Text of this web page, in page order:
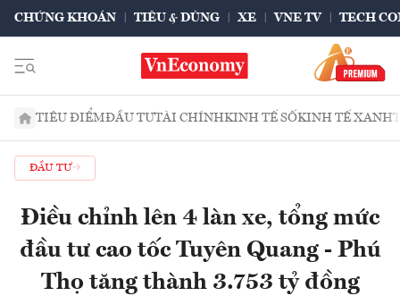
CHỨNG KHOÁN TIÊU & DÙNG XE VNE TV TECH
TIÊU ĐIỂMĐẦU TƯTÀI CHÍNHKINH TẾ SỐKINH TẾ XANH
ĐẦU TƯ
Điều chỉnh lên 4 làn xe, tổng mức
đầu tư cao tốc Tuyên Quang - Phú
Thọ tăng thành 3.753 tỷ đồng